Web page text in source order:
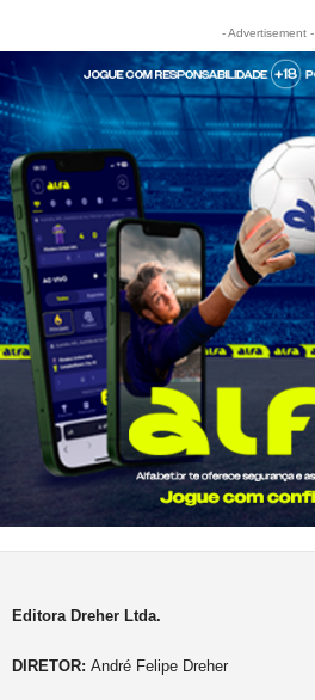
- Advertisement -
Editora Dreher Ltda.
DIRETOR: André Felipe Dreher